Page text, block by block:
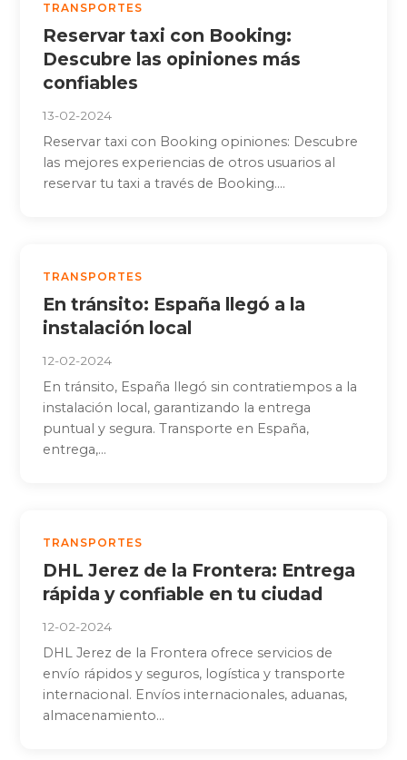
TRANSPORTES
Reservar taxi con Booking:
Descubre las opiniones más
confiables
13-02-2024
Reservar taxi con Booking opiniones: Descubre
las mejores experiencias de otros usuarios al
reservar tu taxi a través de Booking....
TRANSPORTES
En tránsito: España llegó a la
instalación local
12-02-2024
En tránsito, España llegó sin contratiempos a la
instalación local, garantizando la entrega
puntual y segura. Transporte en España,
entrega,...
TRANSPORTES
DHL Jerez de la Frontera: Entrega
rápida y confiable en tu ciudad
12-02-2024
DHL Jerez de la Frontera ofrece servicios de
envío rápidos y seguros, logística y transporte
internacional. Envíos internacionales, aduanas,
almacenamiento...